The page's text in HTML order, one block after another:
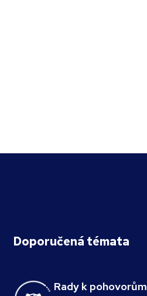
Doporučená témata
Rady k pohovorům